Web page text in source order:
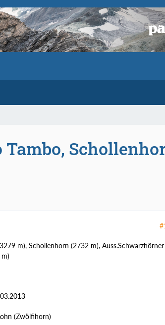
m), Schollenhorn (2732 m), Äuss.Schwarzhörner
(Zwölfihorn)